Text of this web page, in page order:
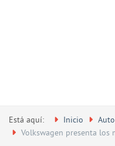
Está aquí: Inicio
Volkswagen presenta los